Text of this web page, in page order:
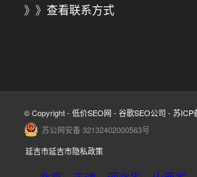
》》 查看联系方式
© Copyright - 低价SEO网 - 谷歌SEO公司 - 苏ICP
苏公网安备 32132402000563号
延吉市延吉市隐私政策